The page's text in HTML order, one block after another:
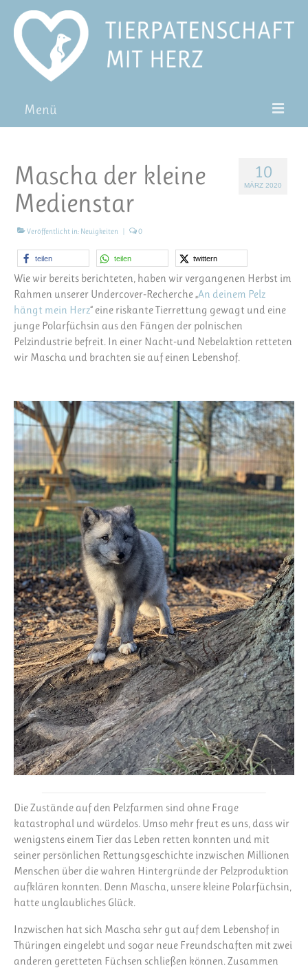
Menü
Pat*in werden
Patenschaft verschenken
Blog
FAQ
10
MÄRZ 2020
Mascha der kleine
Medienstar
Veröffentlicht in: Neuigkeiten | 0
teilen teilen twittern
Wie wir bereits berichteten, haben wir vergangenen Herbst im
Rahmen unserer Undercover-Recherche „An deinem Pelz
hängt mein Herz“ eine riskante Tierrettung gewagt und eine
junge Polarfüchsin aus den Fängen der polnischen
Pelzindustrie befreit. In einer Nacht-und Nebelaktion retteten
wir Mascha und brachten sie auf einen Lebenshof.
Die Zustände auf den Pelzfarmen sind ohne Frage
katastrophal und würdelos. Umso mehr freut es uns, dass wir
wenigstens einem Tier das Leben retten konnten und mit
seiner persönlichen Rettungsgeschichte inzwischen Millionen
Menschen über die wahren Hintergründe der Pelzproduktion
aufklären konnten. Denn Mascha, unsere kleine Polarfüchsin,
hatte unglaubliches Glück.
Inzwischen hat sich Mascha sehr gut auf dem Lebenshof in
Thüringen eingelebt und sogar neue Freundschaften mit zwei
anderen geretteten Füchsen schließen können. Zusammen